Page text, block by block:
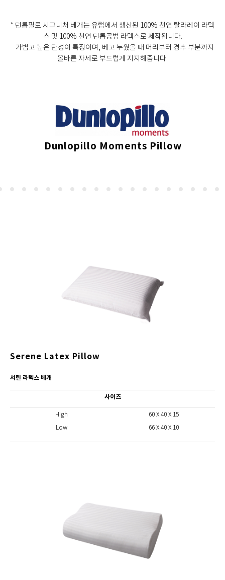
* 던롭필로 시그니처 베개는 유럽에서 생산된 100% 천연 탈라레이 라텍
스 및 100% 천연 던롭공법 라텍스로 제작됩니다.
가볍고 높은 탄성이 특징이며, 베고 누웠을 때 머리부터 경추 부분까지
올바른 자세로 부드럽게 지지해줍니다.
Dunlopillo Moments Pillow
Serene Latex Pillow
서린 라텍스 베개
사이즈
High
Low
60 X 40 X 15
66 X 40 X 10